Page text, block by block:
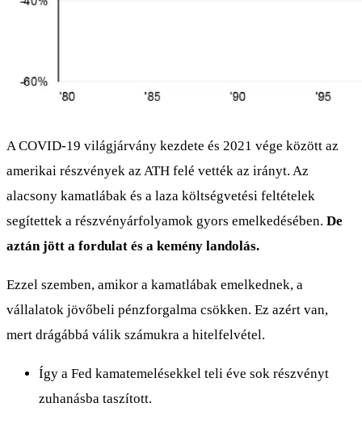
A COVID-19 világjárvány kezdete és 2021 vége között az
amerikai részvények az ATH felé vették az irányt. Az
alacsony kamatlábak és a laza költségvetési feltételek
segítettek a részvényárfolyamok gyors emelkedésében. De
aztán jött a fordulat és a kemény landolás.
Ezzel szemben, amikor a kamatlábak emelkednek, a
vállalatok jövőbeli pénzforgalma csökken. Ez azért van,
mert drágábbá válik számukra a hitelfelvétel.
Így a Fed kamatemelésekkel teli éve sok részvényt
zuhanásba taszított.